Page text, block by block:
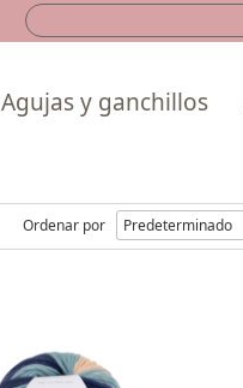
Agujas y ganchillos
Ordenar por